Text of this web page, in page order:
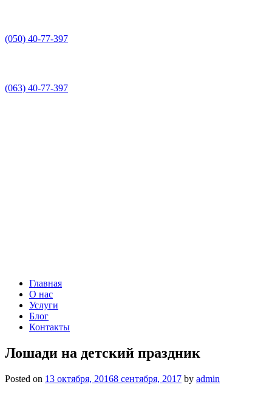
(050) 40-77-397
(063) 40-77-397
Главная
О нас
Услуги
Блог
Контакты
Лошади на детский праздник
Posted on 13 октября, 20168 сентября, 2017 by admin